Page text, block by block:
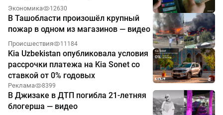
Экономика 12630
В Ташобласти произошёл крупный
пожар в одном из магазинов — видео
Происшествия 11184
Kia Uzbekistan опубликовала условия
рассрочки платежа на Kia Sonet со
ставкой от 0% годовых
Реклама 8399
В Джизаке в ДТП погибла 21-летняя
блогерша — видео